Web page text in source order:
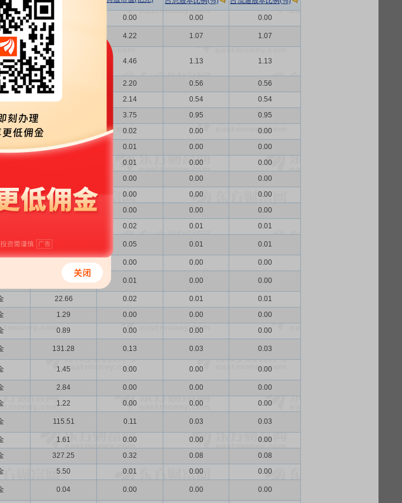
0.00 0.00 0.00
4296.97 4.22 1.07 1.07
4540.96 4.46 1.13 1.13
2235.94 2.20 0.56
0.56
2180.35 2.14 0.54
0.54
3.75 0.95
0.95
0.02 0.00
0.00
7.36 0.01 0.00
0.00
0.01 0.00
0.00
0.00 0.00
0.00
1.43 0.00 0.00
0.00
1.97 0.00 0.00
0.00
0.02 0.01 0.01
0.05 0.01 0.01
0.66 0.00 0.00 0.00
6.93 0.01 0.00 0.00
22.66 0.02 0.01
0.01
1.29 0.00 0.00
0.00
0.89 0.00 0.00 0.00
131.28 0.13 0.03 0.03
1.45 0.00 0.00 0.00
2.84 0.00 0.00
0.00
1.22 0.00 0.00 0.00
115.51 0.11 0.03 0.03
1.61 0.00 0.00
0.00
327.25 0.32 0.08
0.08
5.50 0.01 0.00 0.00
0.04 0.00 0.00 0.00